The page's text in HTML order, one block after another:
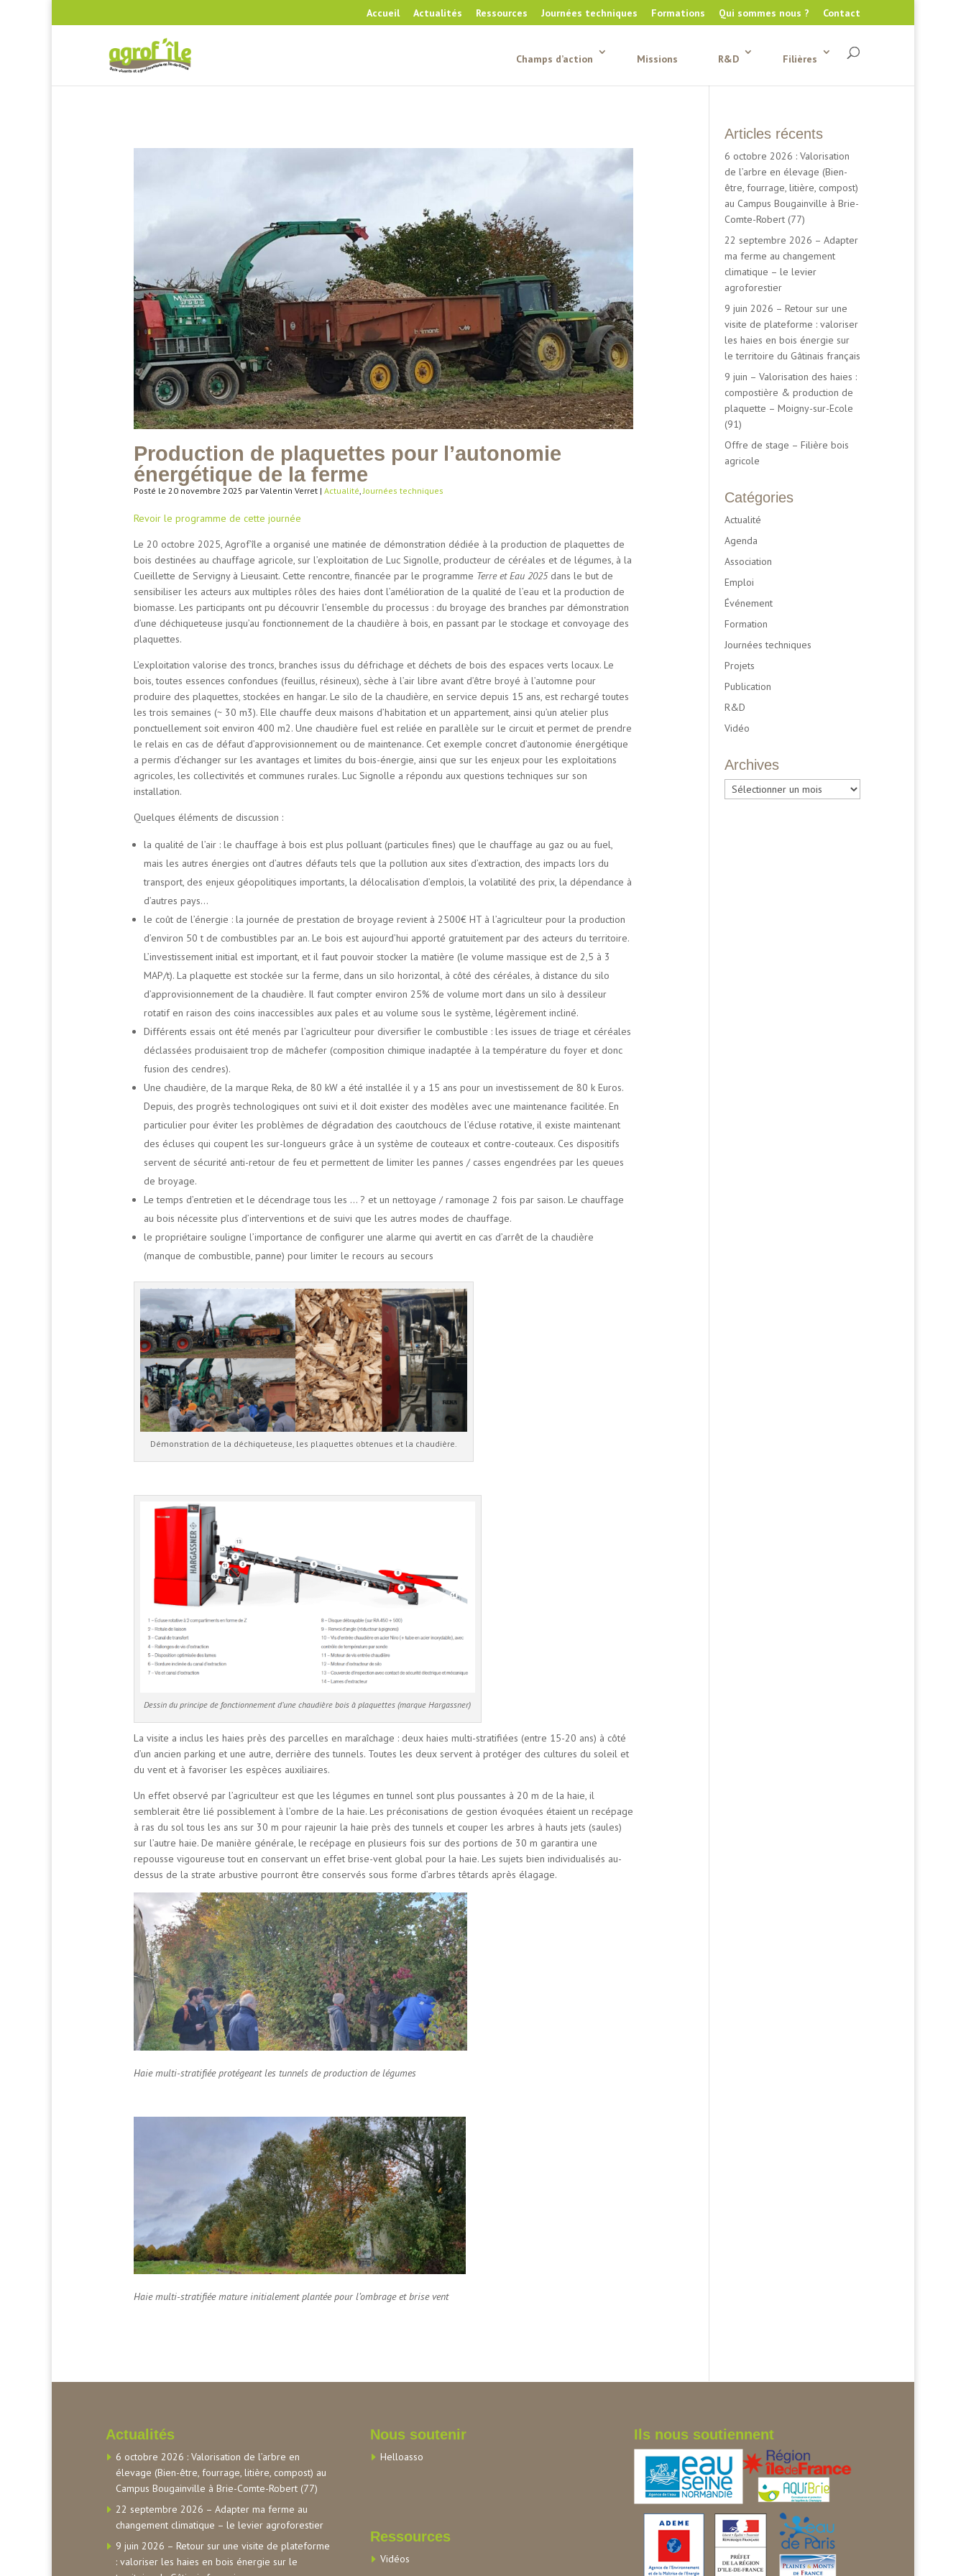
Accueil Actualités Ressources Journées techniques Formations Qui sommes nous ? Contact
Champs d’action Missions R&D Filières
Production de plaquettes pour l’autonomie
énergétique de la ferme
Posté le 20 novembre 2025 par Valentin Verret | Actualité,Journées techniques
Revoir le programme de cette journée
Le 20 octobre 2025, Agrof’île a organisé une matinée de démonstration dédiée à la production de plaquettes de
bois destinées au chauffage agricole, sur l’exploitation de Luc Signolle, producteur de céréales et de légumes, à la
Cueillette de Servigny à Lieusaint. Cette rencontre, financée par le programme Terre et Eau 2025dans le but de
sensibiliser les acteurs aux multiples rôles des haies dont l’amélioration de la qualité de l’eau et la production de
biomasse. Les participants ont pu découvrir l’ensemble du processus : du broyage des branches par démonstration
d’une déchiqueteuse jusqu’au fonctionnement de la chaudière à bois, en passant par le stockage et convoyage des
plaquettes.
L’exploitation valorise des troncs, branches issus du défrichage et déchets de bois des espaces verts locaux. Le
bois, toutes essences confondues (feuillus, résineux), sèche à l’air libre avant d’être broyé à l’automne pour
produire des plaquettes, stockées en hangar. Le silo de la chaudière, en service depuis 15 ans, est rechargé toutes
les trois semaines (~ 30 m3). Elle chauffe deux maisons d’habitation et un appartement, ainsi qu’un atelier plus
ponctuellement soit environ 400 m2. Une chaudière fuel est reliée en parallèle sur le circuit et permet de prendre
le relais en cas de défaut d’approvisionnement ou de maintenance. Cet exemple concret d’autonomie énergétique
a permis d’échanger sur les avantages et limites du bois-énergie, ainsi que sur les enjeux pour les exploitations
agricoles, les collectivités et communes rurales. Luc Signolle a répondu aux questions techniques sur son
installation.
Quelques éléments de discussion :
la qualité de l’air : le chauffage à bois est plus polluant (particules fines) que le chauffage au gaz ou au fuel,
mais les autres énergies ont d’autres défauts tels que la pollution aux sites d’extraction, des impacts lors du
transport, des enjeux géopolitiques importants, la délocalisation d’emplois, la volatilité des prix, la dépendance à
d’autres pays…
le coût de l’énergie : la journée de prestation de broyage revient à 2500€ HT à l’agriculteur pour la production
d’environ 50 t de combustibles par an. Le bois est aujourd’hui apporté gratuitement par des acteurs du territoire.
L’investissement initial est important, et il faut pouvoir stocker la matière (le volume massique est de 2,5 à 3
MAP/t). La plaquette est stockée sur la ferme, dans un silo horizontal, à côté des céréales, à distance du silo
d’approvisionnement de la chaudière. Il faut compter environ 25% de volume mort dans un silo à dessileur
rotatif en raison des coins inaccessibles aux pales et au volume sous le système, légèrement incliné.
Différents essais ont été menés par l’agriculteur pour diversifier le combustible : les issues de triage et céréales
déclassées produisaient trop de mâchefer (composition chimique inadaptée à la température du foyer et donc
fusion des cendres).
Une chaudière, de la marque Reka, de 80 kW a été installée il y a 15 ans pour un investissement de 80 k Euros.
Depuis, des progrès technologiques ont suivi et il doit exister des modèles avec une maintenance facilitée. En
particulier pour éviter les problèmes de dégradation des caoutchoucs de l’écluse rotative, il existe maintenant
des écluses qui coupent les sur-longueurs grâce à un système de couteaux et contre-couteaux. Ces dispositifs
servent de sécurité anti-retour de feu et permettent de limiter les pannes / casses engendrées par les queues
de broyage.
Le temps d’entretien et le décendrage tous les … ? et un nettoyage / ramonage 2 fois par saison. Le chauffage
au bois nécessite plus d’interventions et de suivi que les autres modes de chauffage.
le propriétaire souligne l’importance de configurer une alarme qui avertit en cas d’arrêt de la chaudière
(manque de combustible, panne) pour limiter le recours au secours
Démonstration de la déchiqueteuse, les plaquettes obtenues et la chaudière.
Dessin du principe de fonctionnement d’une chaudière bois à plaquettes (marque Hargassner)
La visite a inclus les haies près des parcelles en maraîchage : deux haies multi-stratifiées (entre 15-20 ans) à côté
d’un ancien parking et une autre, derrière des tunnels. Toutes les deux servent à protéger des cultures du soleil et
du vent et à favoriser les espèces auxiliaires.
Un effet observé par l’agriculteur est que les légumes en tunnel sont plus poussantes à 20 m de la haie, il
semblerait être lié possiblement à l’ombre de la haie. Les préconisations de gestion évoquées étaient un recépage
à ras du sol tous les ans sur 30 m pour rajeunir la haie près des tunnels et couper les arbres à hauts jets (saules)
sur l’autre haie. De manière générale, le recépage en plusieurs fois sur des portions de 30 m garantira une
repousse vigoureuse tout en conservant un effet brise-vent global pour la haie. Les sujets bien individualisés au-
dessus de la strate arbustive pourront être conservés sous forme d’arbres têtards après élagage.
Haie multi-stratifiée protégeant les tunnels de production de légumes
Haie multi-stratifiée mature initialement plantée pour l’ombrage et brise vent
Articles récents
6 octobre 2026 : Valorisation
de l’arbre en élevage (Bien-
être, fourrage, litière, compost)
au Campus Bougainville à Brie-
Comte-Robert (77)
22 septembre 2026 – Adapter
ma ferme au changement
climatique – le levier
agroforestier
9 juin 2026 – Retour sur une
visite de plateforme : valoriser
les haies en bois énergie sur
le territoire du Gâtinais français
9 juin – Valorisation des haies :
compostière & production de
plaquette – Moigny-sur-Ecole
(91)
Offre de stage – Filière bois
agricole
Catégories
Actualité
Agenda
Association
Emploi
Événement
Formation
Journées techniques
Projets
Publication
R&D
Vidéo
Archives
Archives
Actualités
6 octobre 2026 : Valorisation de l’arbre en
élevage (Bien-être, fourrage, litière, compost) au
Campus Bougainville à Brie-Comte-Robert (77)
22 septembre 2026 – Adapter ma ferme au
changement climatique – le levier agroforestier
9 juin 2026 – Retour sur une visite de plateforme
: valoriser les haies en bois énergie sur le
Nous soutenir
Helloasso
Ressources
Vidéos
Ils nous soutiennent